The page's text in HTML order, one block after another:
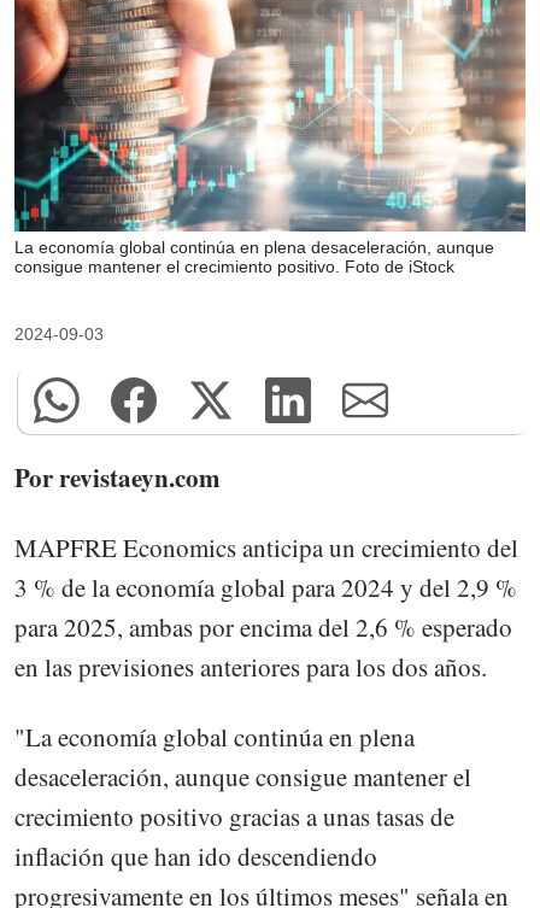
La economía global continúa en plena desaceleración, aunque
consigue mantener el crecimiento positivo. Foto de iStock
2024-09-03
Por revistaeyn.com
MAPFRE Economics anticipa un crecimiento del
3 % de la economía global para 2024 y del 2,9 %
para 2025, ambas por encima del 2,6 % esperado
en las previsiones anteriores para los dos años.
"La economía global continúa en plena
desaceleración, aunque consigue mantener el
crecimiento positivo gracias a unas tasas de
inflación que han ido descendiendo
progresivamente en los últimos meses" señala en